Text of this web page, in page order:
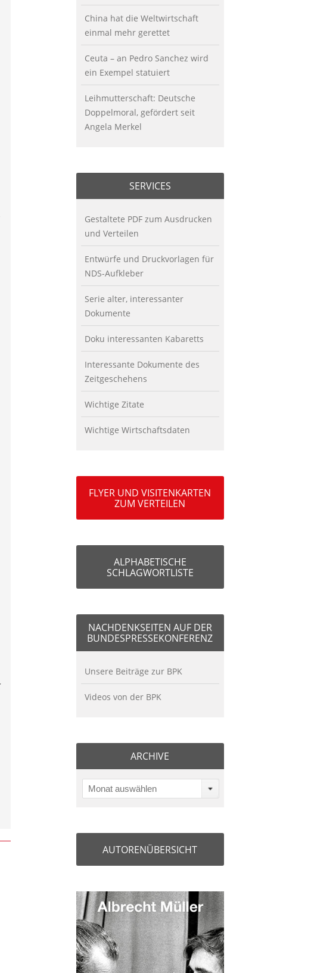
China hat die Weltwirtschaft
einmal mehr gerettet
Ceuta – an Pedro Sanchez wird
ein Exempel statuiert
Leihmutterschaft: Deutsche
Doppelmoral, gefördert seit
Angela Merkel
SERVICES
Gestaltete PDF zum Ausdrucken
und Verteilen
Entwürfe und Druckvorlagen für
NDS-Aufkleber
Serie alter, interessanter
Dokumente
Doku interessanten Kabaretts
Interessante Dokumente des
Zeitgeschehens
Wichtige Zitate
Wichtige Wirtschaftsdaten
FLYER UND VISITENKARTEN
ZUM VERTEILEN
ALPHABETISCHE
SCHLAGWORTLISTE
NACHDENKSEITEN AUF DER
BUNDESPRESSEKONFERENZ
Unsere Beiträge zur BPK
Videos von der BPK
ARCHIVE
Monat auswählen
AUTORENÜBERSICHT